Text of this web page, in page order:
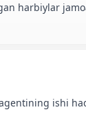
harbiylar
agentining ishi